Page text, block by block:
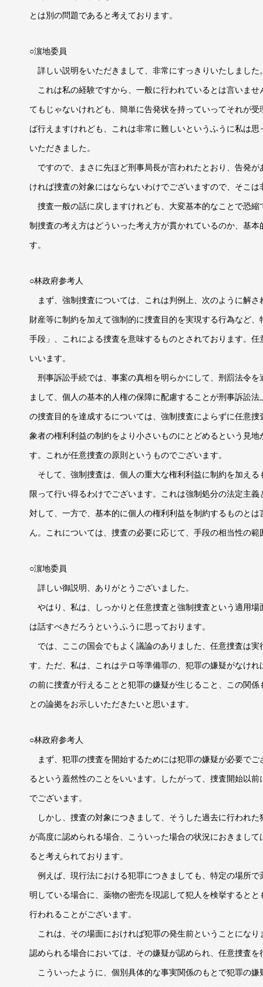
とは別の問題であると考えております。
○濵地委員
詳しい説明をいただきまして、非常にすっきりいたしました
これは私の経験ですから、一般に行われているとは言いま
てもじゃないけれども、簡単に告発状を持っていってそれが
ば行えますけれども、これは非常に難しいというふうに私は
いただきました。
ですので、まさに先ほど刑事局長が言われたとおり、告発
ければ捜査の対象にはならないわけでございますので、そこ
捜査一般の話に戻しますけれども、大変基本的なことで恐
制捜査の考え方はどういった考え方が貫かれているのか、基
す。
○林政府参考人
まず、強制捜査については、これは判例上、次のように解
財産等に制約を加えて強制的に捜査目的を実現する行為など
手段」、これによる捜査を意味するものとされております。
いいます。
刑事訴訟手続では、事案の真相を明らかにして、刑罰法令
まして、個人の基本的人権の保障に配慮することが刑事訴訟
の捜査目的を達成するについては、強制捜査によらずに任意
象者の権利利益の制約をより小さいものにとどめるという見
す。これが任意捜査の原則というものでございます。
そして、強制捜査は、個人の重大な権利利益に制約を加え
限って行い得るわけでございます。これは強制処分の法定主
対して、一方で、基本的に個人の権利利益を制約するものと
ん。これについては、捜査の必要に応じて、手段の相当性の
○濵地委員
詳しい御説明、ありがとうございました。
やはり、私は、しっかりと任意捜査と強制捜査という適用
は話すべきだろうというふうに思っております。
では、ここの国会でもよく議論のありました、任意捜査は
す。ただ、私は、これはテロ等準備罪の、犯罪の嫌疑がなけ
の前に捜査が行えることと犯罪の嫌疑が生じること、この関
との論拠をお示しいただきたいと思います。
○林政府参考人
まず、犯罪の捜査を開始するためには犯罪の嫌疑が必要で
るという蓋然性のことをいいます。したがって、捜査開始以
でございます。
しかし、捜査の対象につきまして、そうした過去に行われ
が高度に認められる場合、こういった場合の状況におきまし
ると考えられております。
例えば、現行法における犯罪につきましても、特定の場所
明している場合に、薬物の密売を現認して犯人を検挙すると
行われることがございます。
これは、その場面におければ犯罪の発生前ということにな
認められる場合においては、その嫌疑が認められ、任意捜査
こういったように、個別具体的な事実関係のもとで犯罪の